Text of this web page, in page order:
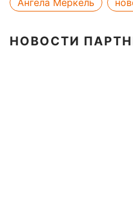
Ангела Меркель
НОВОСТИ